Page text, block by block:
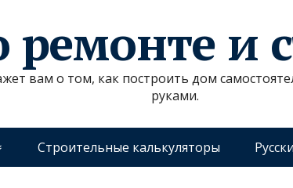
ремонте и
вам о том, как построить дом
руками.
Строительные калькуляторы